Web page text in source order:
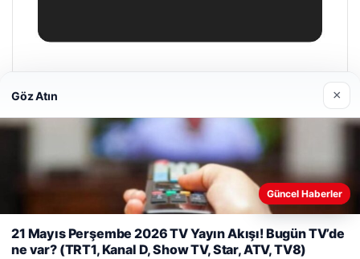
29/04/2026
Web sitemizi nasıl kullandığınızı daha iyi anlayabilmek,
deneyiminizi kişiselleştirmek ve geliştirmek amacıyla çerezler
kullanıyoruz.
Çerez Politikamız
Reddet Kabul Et
Göz Atın ×
Güncel Haberler
21 Mayıs Perşembe 2026 TV Yayın Akışı! Bugün TV’de
ne var? (TRT1, Kanal D, Show TV, Star, ATV, TV8)